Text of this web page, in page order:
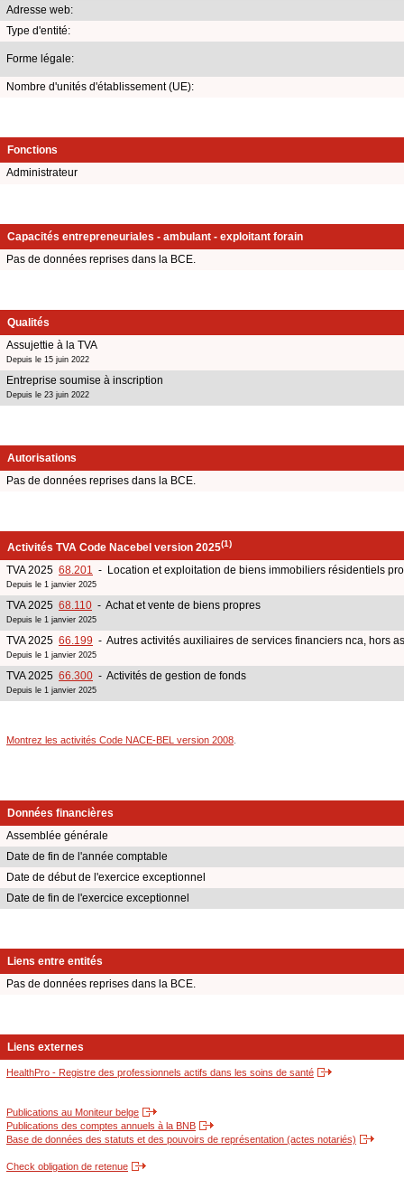
Adresse web:
Type d'entité:
Forme légale:
Nombre d'unités d'établissement (UE):
Fonctions
Administrateur
Capacités entrepreneuriales - ambulant - exploitant forain
Pas de données reprises dans la BCE.
Qualités
Assujettie à la TVA
Depuis le 15 juin 2022
Entreprise soumise à inscription
Depuis le 23 juin 2022
Autorisations
Pas de données reprises dans la BCE.
Activités TVA Code Nacebel version 2025(1)
TVA 2025 68.201 - Location et exploitation de biens immobiliers résidentiels
Depuis le 1 janvier 2025
TVA 2025 68.110 - Achat et vente de biens propres
Depuis le 1 janvier 2025
TVA 2025 66.199 - Autres activités auxiliaires de services financiers nca, hors
Depuis le 1 janvier 2025
TVA 2025 66.300 - Activités de gestion de fonds
Depuis le 1 janvier 2025
Montrez les activités Code NACE-BEL version 2008
Données financières
Assemblée générale
Date de fin de l'année comptable
Date de début de l'exercice exceptionnel
Date de fin de l'exercice exceptionnel
Liens entre entités
Pas de données reprises dans la BCE.
Liens externes
HealthPro - Registre des professionnels actifs dans les soins de santé
Publications au Moniteur belge
Publications des comptes annuels à la BNB
Base de données des statuts et des pouvoirs de représentation (actes notariés)
Check obligation de retenue